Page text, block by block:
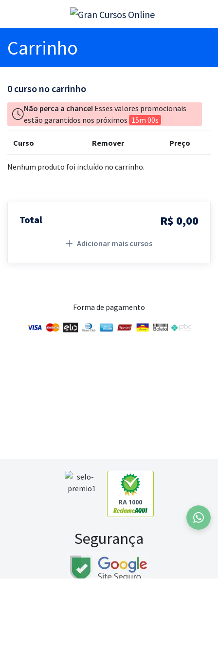
Carrinho
0 curso no carrinho
Não perca a chance! Esses valores promocionais
estão garantidos nos próximos 15m 00s
Curso Remover Preço
Nenhum produto foi incluído no carrinho.
Total R$ 0,00
Adicionar mais cursos
Forma de pagamento
RA 1000
Segurança